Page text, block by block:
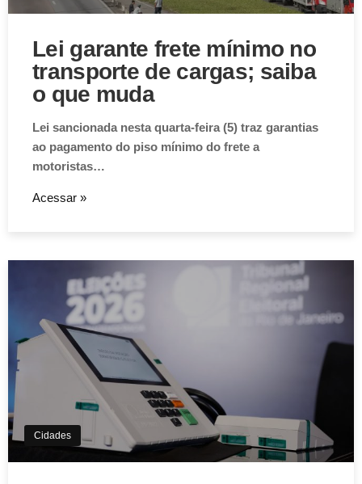
Lei garante frete mínimo no
transporte de cargas; saiba
o que muda
Lei sancionada nesta quarta-feira (5) traz garantias
ao pagamento do piso mínimo do frete a
motoristas…
Acessar »
Cidades